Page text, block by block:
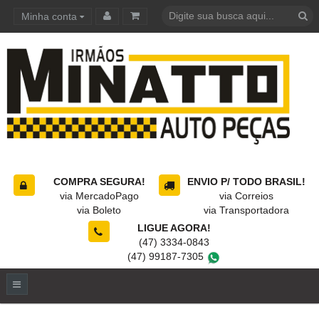
Minha conta
COMPRA SEGURA!
via MercadoPago
via Boleto
ENVIO P/ TODO BRASIL!
via Correios
via Transportadora
LIGUE AGORA!
(47) 3334-0843
(47) 99187-7305